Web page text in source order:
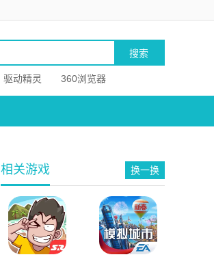
驱动精灵 360浏览器
相关游戏 换一换